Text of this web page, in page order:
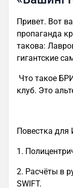
Привет. Вот
пропаганда
такова:
гигантские
Что такое
клуб. Это
Повестка
1.
2. Расчёты в
SWIFT.